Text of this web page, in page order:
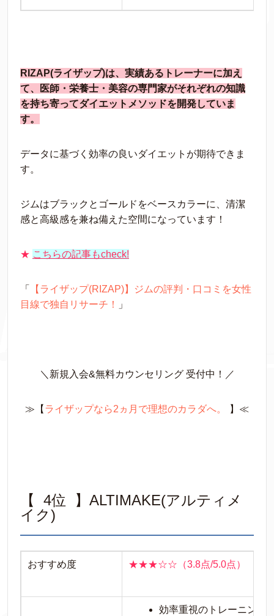
RIZAP(ライザップ)は、実績あるトレーナーに加え
て、医師・栄養士・美容の専門家がそれぞれの知識
を持ち寄ってダイエットメソッドを開発していま
す。
データに基づく効率の良いダイエットが期待できま
す。
ジムはブラックとゴールドをベースカラーに、清潔
感と高級感を兼ね備えた空間になっています！
★ こちらの記事もcheck!
「
【ライザップ(RIZAP)】ジムの評判・口コミを女性
目線で独自リサーチ！
」
＼新規入会&無料カウンセリング 受付中！／
≫【 ライザップなら2ヵ月で理想のカラダへ。 】≪
【 4位 】ALTIMAKE(アルティメ
イク)
おすすめ度 ★★★☆☆（3.8点/5.0点）
効率重視のトレーニング